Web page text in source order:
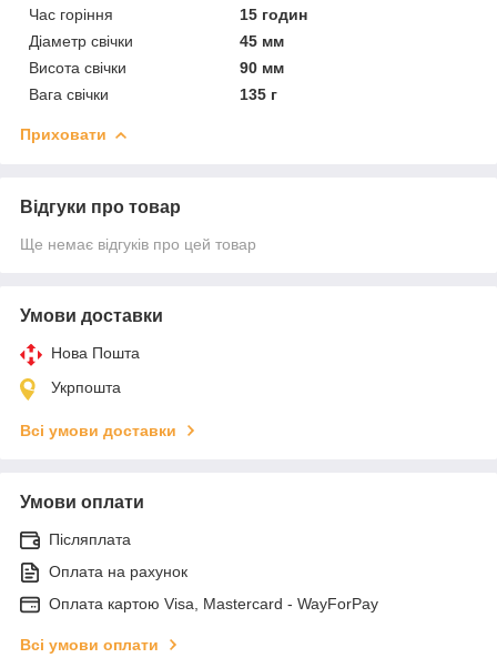
Час горіння
15 годин
Діаметр свічки
45 мм
Висота свічки
90 мм
Вага свічки
135 г
Приховати
Відгуки про товар
Ще немає відгуків про цей товар
Умови доставки
Нова Пошта
Укрпошта
Всі умови доставки
Умови оплати
Післяплата
Оплата на рахунок
Оплата картою Visa, Mastercard - WayForPay
Всі умови оплати